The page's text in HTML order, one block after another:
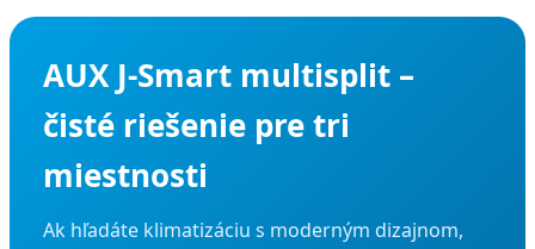
AUX J-Smart multisplit –
čisté riešenie pre tri
miestnosti
Ak hľadáte klimatizáciu s moderným dizajnom,